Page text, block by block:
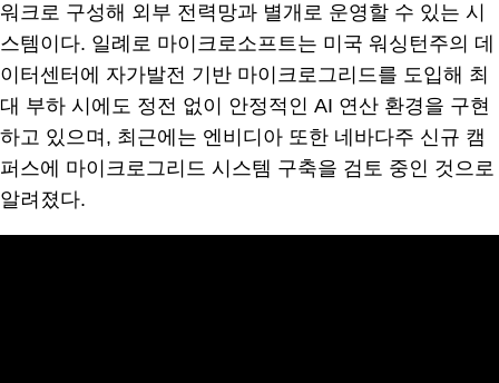
워크로 구성해 외부 전력망과 별개로 운영할 수 있는 시
스템이다. 일례로 마이크로소프트는 미국 워싱턴주의 데
이터센터에 자가발전 기반 마이크로그리드를 도입해 최
대 부하 시에도 정전 없이 안정적인 AI 연산 환경을 구현
하고 있으며, 최근에는 엔비디아 또한 네바다주 신규 캠
퍼스에 마이크로그리드 시스템 구축을 검토 중인 것으로
알려졌다.